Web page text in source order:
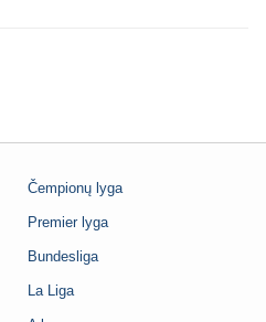
Čempionų lyga
Premier lyga
Bundesliga
La Liga